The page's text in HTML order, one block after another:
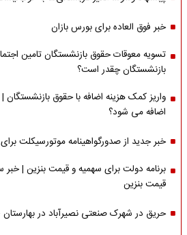
خبر فوق العاده برای بورس بازان
تسویه معوقات حقوق بازنشستگان تامین
بازنشستگان چقدر است؟
واریز کمک هزینه اضافه با حقوق
اضافه می شود؟
خبر جدید از صدورگواهینامه موتورسیکلت
برنامه دولت برای سهمیه و قیمت بنزین |
قیمت بنزین
حریق در شهرک صنعتی نصیرآباد در بهارستان